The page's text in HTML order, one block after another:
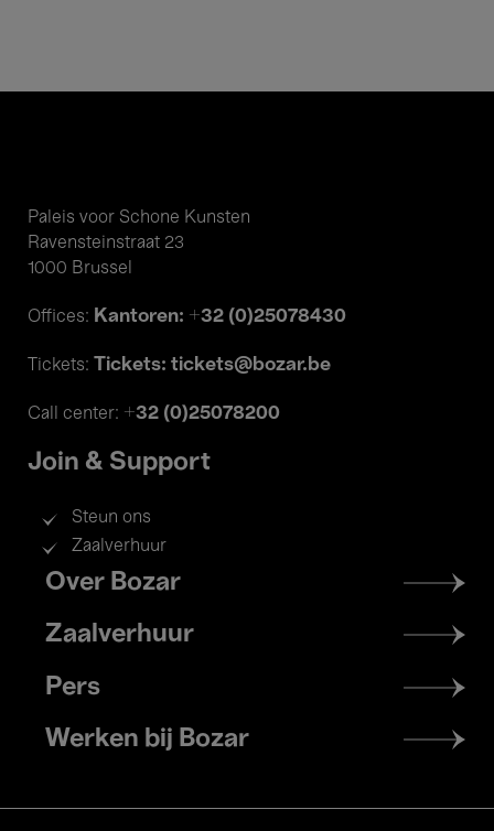
Paleis voor Schone Kunsten
Ravensteinstraat 23
1000 Brussel
Offices: Kantoren: +32 (0)25078430
Tickets: Tickets: tickets@bozar.be
Call center: +32 (0)25078200
Join & Support
Steun ons
Zaalverhuur
Footer
menu
Over Bozar
Zaalverhuur
Pers
Werken bij Bozar